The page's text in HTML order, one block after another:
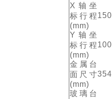
X轴坐
标行程
(mm)
150
Y轴坐
标行程
(mm)
100
金属台
面尺寸
(mm)
玻璃台